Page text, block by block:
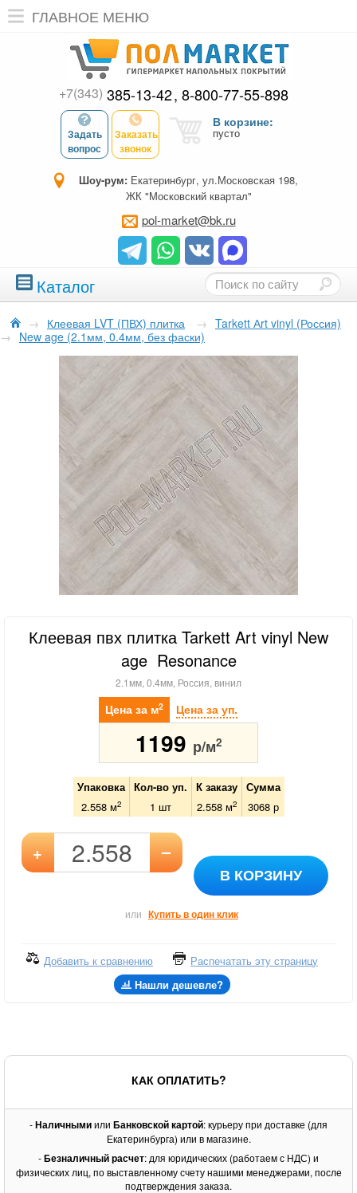
ГЛАВНОЕ МЕНЮ
+7(343) 385-13-42 8-800-77-55-898
Задать
вопрос
Заказать
звонок
В корзине:
пусто
Шоу-рум: Екатеринбург, ул.Московская 198,
ЖК "Московский квартал"
pol-market@bk.ru
Каталог
→ Клеевая LVT (ПВХ) плитка → Tarkett Аrt vinyl (Россия)
→ New age (2.1мм, 0.4мм, без фаски)
Клеевая пвх плитка Tarkett Art vinyl New
age Resonance
2.1мм, 0.4мм, Россия, винил
Цена за м2 Цена за уп.
1199 р/м2
Упаковка Кол-во уп. К заказу
Сумма
2.558 м2 1 шт 2.558м2 3068р
+ –
В КОРЗИНУ
или Купить в один клик
Добавить к сравнению
Распечатать эту страницу
Нашли дешевле?
КАК ОПЛАТИТЬ?
-Наличнымиили Банковской картой: курьеру при доставке (для
Екатеринбурга) или в магазине.
-Безналичный расчет: для юридических (работаем с НДС) и
физических лиц, по выставленному счету нашими менеджерами, после
подтверждения заказа.